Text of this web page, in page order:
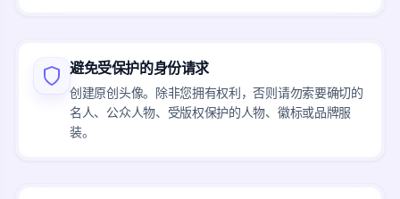
避免受保护的身份请求
创建原创头像。除非您拥有权利，否则请勿索要确切的
名人、公众人物、受版权保护的人物、徽标或品牌服
装。